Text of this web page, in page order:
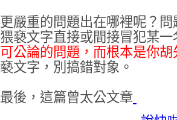
更嚴重的問題出在哪裡呢？
猥褻文字直接或間接冒犯某
可公論的問題，而根本是你
褻文字，別搞錯對象。
最後，這篇曾太公文章